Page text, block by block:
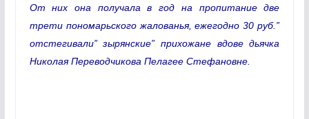
От них она получала в год на пропитание две
трети пономарьского жалованья, ежегодно 30 руб.”
отстегивали” зырянские” прихожане вдове дьячка
Николая Переводчикова Пелагее Стефановне.